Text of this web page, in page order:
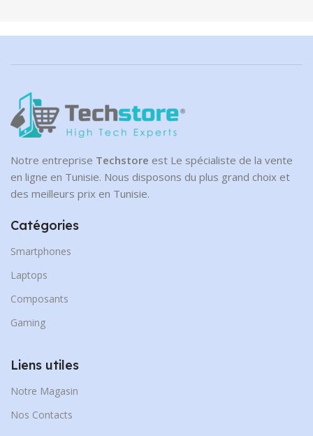
Notre entreprise Techstore est Le spécialiste de la vente
en ligne en Tunisie. Nous disposons du plus grand choix et
des meilleurs prix en Tunisie.
Catégories
Smartphones
Laptops
Composants
Gaming
Liens utiles
Notre Magasin
Nos Contacts